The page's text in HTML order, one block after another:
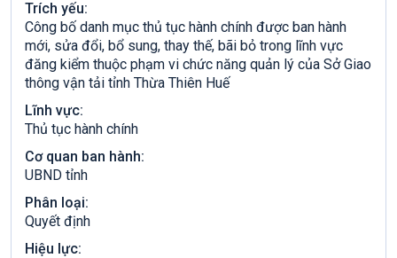
Trích yếu:
Công bố danh mục thủ tục hành chính được ban hành
mới, sửa đổi, bổ sung, thay thế, bãi bỏ trong lĩnh vực
đăng kiểm thuộc phạm vi chức năng quản lý của Sở Giao
thông vận tải tỉnh Thừa Thiên Huế
Lĩnh vực:
Thủ tục hành chính
Cơ quan ban hành:
UBND tỉnh
Phân loại:
Quyết định
Hiệu lực: